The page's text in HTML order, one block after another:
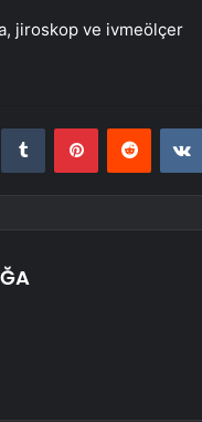
jiroskop ve ivmeölçer
Tumblr PinterestReddit